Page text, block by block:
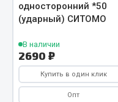
Кольца стопорные
Пресс-масленки
Пробки
Пружины
Хомуты
односторонний *50
(ударный) СИТОМО
В наличии
2690 ₽
Купить в один клик
Опт